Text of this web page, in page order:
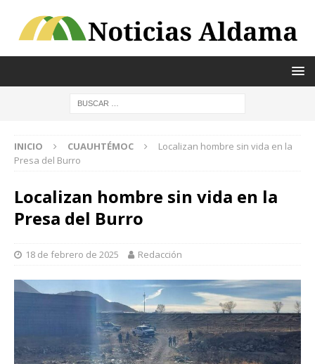
INICIO CUAUHTÉMOC
Localizan hombre sin vida en la
Presa del Burro
Localizan hombre sin vida en la
Presa del Burro
18 de febrero de 2025 Redacción